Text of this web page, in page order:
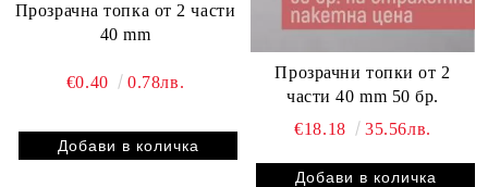
Прозрачна топка от 2 части
40 mm
€0.40 0.78лв.
Прозрачни топки от 2
части 40 mm 50 бр.
€18.18
35.56лв.